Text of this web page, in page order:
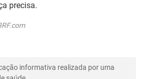
precisa.
informativa realizada por uma